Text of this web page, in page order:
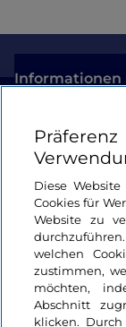
Informationen
Nützliche
Login
Bleiben wir in
Diese
Cookies für
Website zu
welchen
zustimmen,
möchten,
Abschnitt
klicken. Durch